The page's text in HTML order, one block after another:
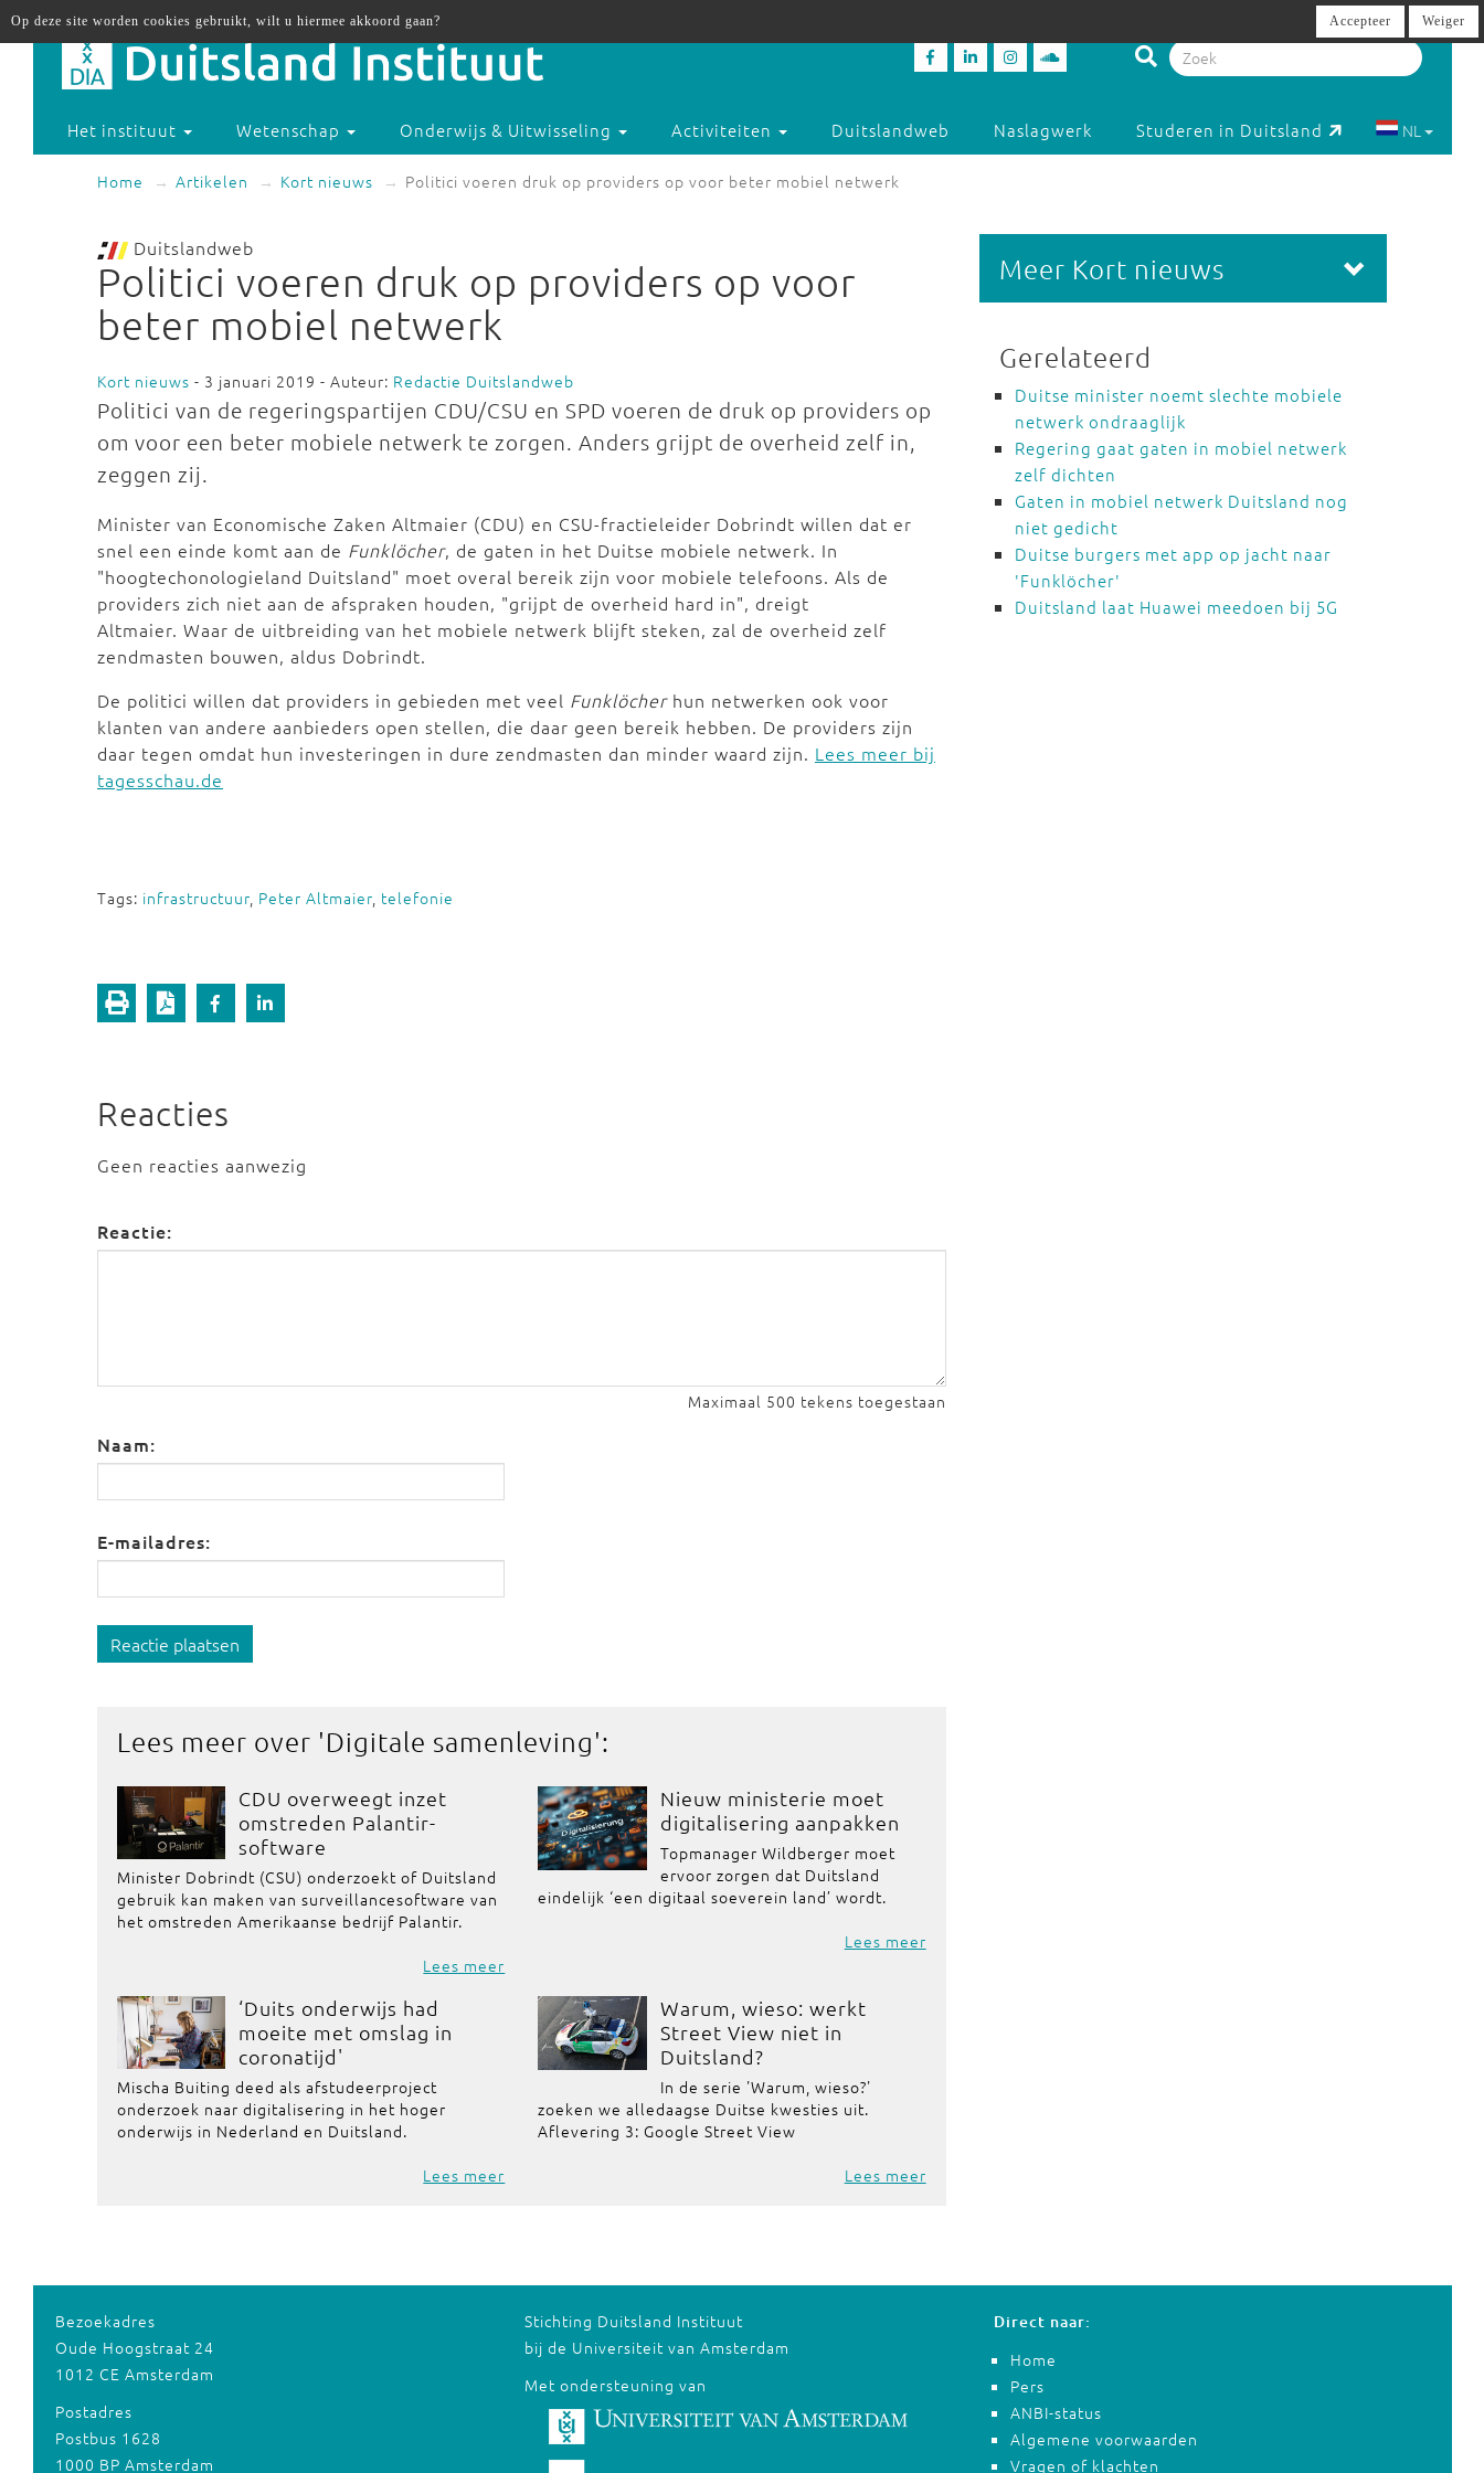
Het instituut Wetenschap Onderwijs & Uitwisseling Activiteiten Duitslandweb Naslagwerk Studeren in Duitsland NL
Home Artikelen Kort nieuws Politici voeren druk op providers op voor beter mobiel netwerk
Duitslandweb
Politici voeren druk op providers op voor
beter mobiel netwerk
Kort nieuws - 3 januari 2019 - Auteur: Redactie Duitslandweb
Politici van de regeringspartijen CDU/CSU en SPD voeren de druk op providers op
om voor een beter mobiele netwerk te zorgen. Anders grijpt de overheid zelf in,
zeggen zij.
Minister van Economische Zaken Altmaier (CDU) en CSU-fractieleider Dobrindt willen dat er
snel een einde komt aan de Funklöcher, de gaten in het Duitse mobiele netwerk. In
"hoogtechonologieland Duitsland" moet overal bereik zijn voor mobiele telefoons. Als de
providers zich niet aan de afspraken houden, "grijpt de overheid hard in", dreigt
Altmaier. Waar de uitbreiding van het mobiele netwerk blijft steken, zal de overheid zelf
zendmasten bouwen, aldus Dobrindt.
De politici willen dat providers in gebieden met veel Funklöcherhun netwerken ook voor
klanten van andere aanbieders open stellen, die daar geen bereik hebben. De providers zijn
daar tegen omdat hun investeringen in dure zendmasten dan minder waard zijn. Lees meer bij
tagesschau.de
Tags: infrastructuur, Peter Altmaier, telefonie
Reacties
Geen reacties aanwezig
Reactie:
Maximaal 500 tekens toegestaan
Naam:
E-mailadres:
Reactie plaatsen
Lees meer over 'Digitale samenleving':
CDU overweegt inzet
omstreden Palantir-
software
Minister Dobrindt (CSU) onderzoekt of Duitsland
gebruik kan maken van surveillancesoftware van
het omstreden Amerikaanse bedrijf Palantir.
Lees meer
Nieuw ministerie moet
digitalisering aanpakken
Topmanager Wildberger moet
ervoor zorgen dat Duitsland
eindelijk ‘een digitaal soeverein land’ wordt.
Lees meer
‘Duits onderwijs had
moeite met omslag in
coronatijd'
Mischa Buiting deed als afstudeerproject
onderzoek naar digitalisering in het hoger
onderwijs in Nederland en Duitsland.
Lees meer
Warum, wieso: werkt
Street View niet in
Duitsland?
In de serie 'Warum, wieso?'
zoeken we alledaagse Duitse kwesties uit.
Aflevering 3: Google Street View
Lees meer
Meer Kort nieuws
Gerelateerd
Duitse minister noemt slechte mobiele
netwerk ondraaglijk
Regering gaat gaten in mobiel netwerk
zelf dichten
Gaten in mobiel netwerk Duitsland nog
niet gedicht
Duitse burgers met app op jacht naar
'Funklöcher'
Duitsland laat Huawei meedoen bij 5G
Bezoekadres
Oude Hoogstraat 24
1012 CE Amsterdam
Postadres
Postbus 1628
1000 BP Amsterdam
Stichting Duitsland Instituut
bij de Universiteit van Amsterdam
Met ondersteuning van
Direct naar:
Home
Pers
ANBI-status
Algemene voorwaarden
Vragen of klachten
Op deze site worden cookies gebruikt, wilt u hiermee akkoord gaan? Accepteer Weiger